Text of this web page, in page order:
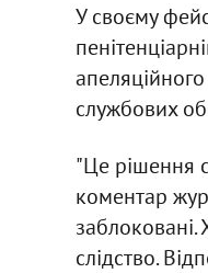
У своєму
службових
"Це рішення
коментар
слідство.